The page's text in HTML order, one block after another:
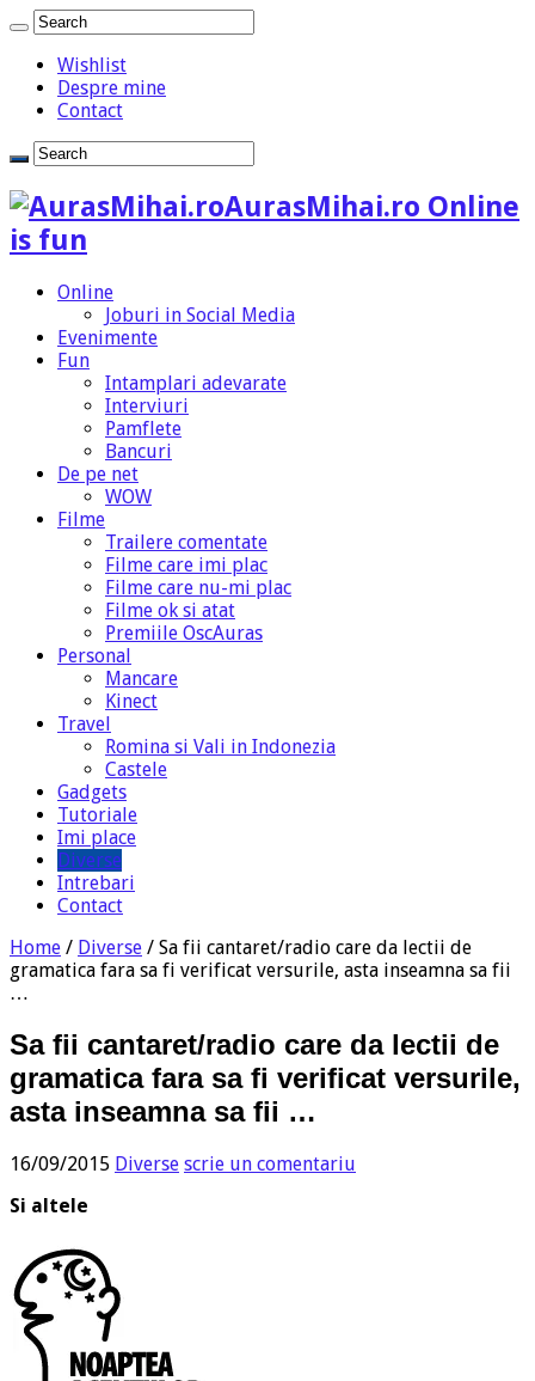
Wishlist
Despre mine
Contact
AurasMihai.ro Online
is fun
Online
Joburi in Social Media
Evenimente
Fun
Intamplari adevarate
Interviuri
Pamflete
Bancuri
De pe net
WOW
Filme
Trailere comentate
Filme care imi plac
Filme care nu-mi plac
Filme ok si atat
Premiile OscAuras
Personal
Mancare
Kinect
Travel
Romina si Vali in Indonezia
Castele
Gadgets
Tutoriale
Imi place
Diverse
Intrebari
Contact
Home / Diverse / Sa fii cantaret/radio care da lectii de
gramatica fara sa fi verificat versurile, asta inseamna sa fii
…
Sa fii cantaret/radio care da lectii de
gramatica fara sa fi verificat versurile,
asta inseamna sa fii …
16/09/2015 Diverse scrie un comentariu
Si altele